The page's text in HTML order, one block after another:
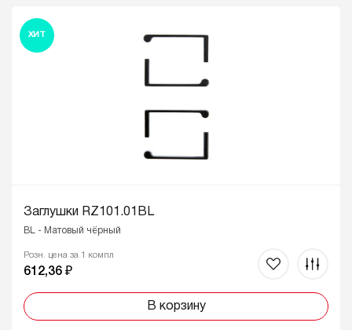
ХИТ
Заглушки RZ101.01BL
BL - Матовый чёрный
Розн. цена за 1 компл
612,36 ₽
В корзину